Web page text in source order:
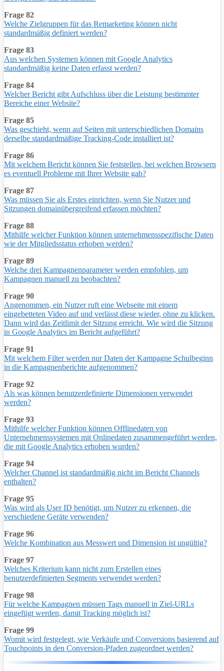
Frage 82
Welche Zielgruppen für das Remarketing können nicht
standardmäßig definiert werden?
Frage 83
Aus welchen Systemen können mit Google Analytics
standardmäßig keine Daten erfasst werden?
Frage 84
Welcher Bericht gibt Aufschluss über die Leistung bestimmter
Bereiche einer Website?
Frage 85
Was geschieht, wenn auf Seiten mit unterschiedlichen Domains
derselbe standardmäßige Tracking-Code installiert ist?
Frage 86
Mit welchem Bericht können Sie feststellen, bei welchen Browsern
es eventuell Probleme mit Ihrer Website gab?
Frage 87
Was müssen Sie als Erstes einrichten, wenn Sie Nutzer und
Sitzungen domainübergreifend erfassen möchten?
Frage 88
Mithilfe welcher Funktion können unternehmensspezifische Daten
wie der Mitgliedsstatus erhoben werden?
Frage 89
Welche drei Kampagnenparameter werden empfohlen, um
Kampagnen manuell zu beobachten?
Frage 90
Angenommen, ein Nutzer ruft eine Webseite mit einem
eingebetteten Video auf und verlässt diese wieder, ohne zu klicken.
Dann wird das Zeitlimit der Sitzung erreicht. Wie wird die Sitzung
in Google Analytics im Bericht aufgeführt?
Frage 91
Mit welchem Filter werden nur Daten der Kampagne Schulbeginn
in die Kampagnenberichte aufgenommen?
Frage 92
Als was können benutzerdefinierte Dimensionen verwendet
werden?
Frage 93
Mithilfe welcher Funktion können Offlinedaten von
Unternehmenssystemen mit Onlinedaten zusammengeführt werden,
die mit Google Analytics erhoben wurden?
Frage 94
Welcher Channel ist standardmäßig nicht im Bericht Channels
enthalten?
Frage 95
Was wird als User ID benötigt, um Nutzer zu erkennen, die
verschiedene Geräte verwenden?
Frage 96
Welche Kombination aus Messwert und Dimension ist ungültig?
Frage 97
Welches Kriterium kann nicht zum Erstellen eines
benutzerdefinierten Segments verwendet werden?
Frage 98
Für welche Kampagnen müssen Tags manuell in Ziel-URLs
eingefügt werden, damit Tracking möglich ist?
Frage 99
Womit wird festgelegt, wie Verkäufe und Conversions basierend auf
Touchpoints in den Conversion-Pfaden zugeordnet werden?